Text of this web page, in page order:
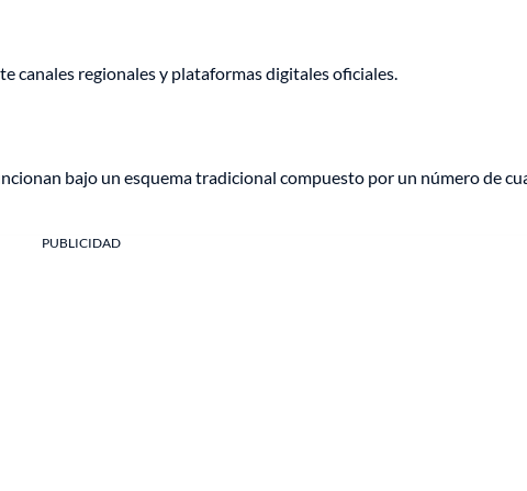
canales regionales y plataformas digitales oficiales.
bajo un esquema tradicional compuesto por un número de
PUBLICIDAD